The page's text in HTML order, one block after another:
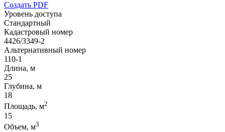
Создать PDF
Уровень доступа
Стандартный
Кадастровый номер
4426/3349-2
Альтернативный номер
110-1
Длина, м
25
Глубина, м
18
Площадь, м2
15
Объем, м3